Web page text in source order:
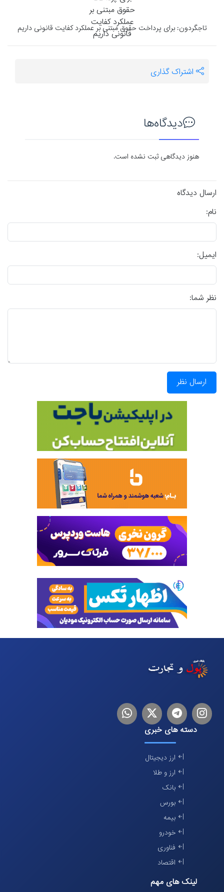
تاجگردون: برای پرداخت حقوق مبتنی بر عملکرد کفایت قانونی داریم
اشتراک گذاری
دیدگاه‌ها
هنوز دیدگاهی ثبت نشده است.
ارسال دیدگاه
نام:
ایمیل:
نظر شما:
ارسال نظر
اینستاگرام
تلگرام توییترلینکدین
دسته های خبری
ارز دیجیتال
ارز و طلا
بانک
بورس
بیمه
خودرو
فناوری
اقتصاد
لینک های مهم